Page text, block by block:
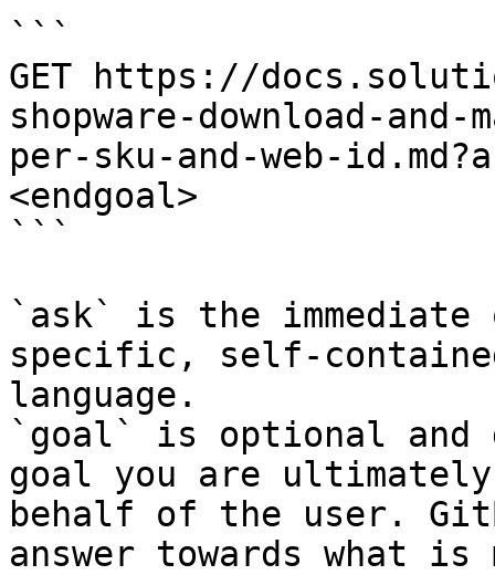
```
GET https://
shopware-download-
per-sku-and-web-
<endgoal>
```
`ask` is the
specific, self-
language.
`goal` is optional and
goal you are
behalf of the user.
answer towards what